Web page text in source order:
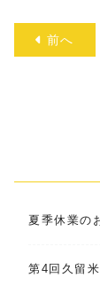
前へ
夏季休業の
第4回久留